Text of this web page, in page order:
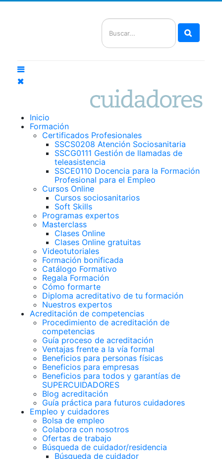
Inicio
Formación
Certificados Profesionales
SSCS0208 Atención Sociosanitaria
SSCG0111 Gestión de llamadas de
teleasistencia
SSCE0110 Docencia para la Formación
Profesional para el Empleo
Cursos Online
Cursos sociosanitarios
Soft Skills
Programas expertos
Masterclass
Clases Online
Clases Online gratuitas
Videotutoriales
Formación bonificada
Catálogo Formativo
Regala Formación
Cómo formarte
Diploma acreditativo de tu formación
Nuestros expertos
Acreditación de competencias
Procedimiento de acreditación de
competencias
Guía proceso de acreditación
Ventajas frente a la vía formal
Beneficios para personas físicas
Beneficios para empresas
Beneficios para todos y garantías de
SUPERCUIDADORES
Blog acreditación
Guía práctica para futuros cuidadores
Empleo y cuidadores
Bolsa de empleo
Colabora con nosotros
Ofertas de trabajo
Búsqueda de cuidador/residencia
Búsqueda de cuidador